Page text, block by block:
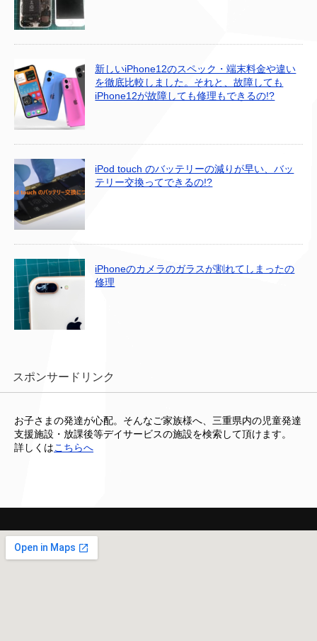
新しいiPhone12のスペック・端末料金や違い
を徹底比較しました。それと、故障しても
iPhone12が故障しても修理もできるの!?
iPod touch のバッテリーの減りが早い、バッ
テリー交換ってできるの!?
iPhoneのカメラのガラスが割れてしまったの
修理
スポンサードリンク
お子さまの発達が心配。そんなご家族様へ、三重県内の児童発達
支援施設・放課後等デイサービスの施設を検索して頂けます。
詳しくはこちらへ